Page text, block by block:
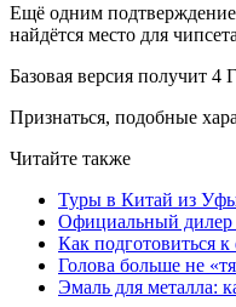
Ещё одним
найдётся место для
Базовая версия получит 4
Признаться, подобные
Читайте также
Туры в Китай из
Официальный дилер
Как подготовиться
Голова больше не
Эмаль для металла: